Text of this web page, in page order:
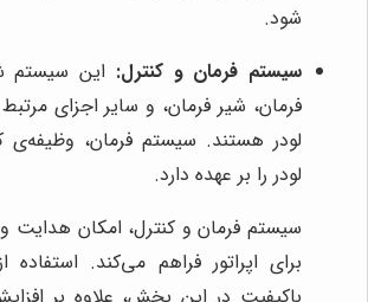
شود.
سیستم فرمان و کنترل: این سیستم
فرمان، شیر فرمان، و سایر اجزای
لودر هستند. سیستم فرمان،
لودر را بر عهده دارد.
سیستم فرمان و کنترل، امکان هدایت و
برای اپراتور فراهم می‌کند.